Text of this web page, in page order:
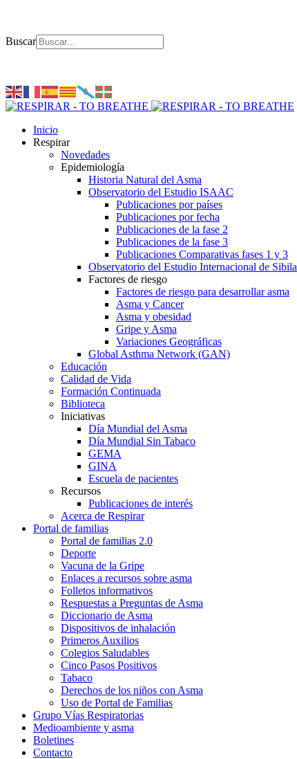
Buscar
Inicio
Respirar
Novedades
Epidemiología
Historia Natural del Asma
Observatorio del Estudio ISAAC
Publicaciones por países
Publicaciones por fecha
Publicaciones de la fase 2
Publicaciones de la fase 3
Publicaciones Comparativas fases 1 y 3
Observatorio del Estudio Internacional de
Factores de riesgo
Factores de riesgo para desarrollar asma
Asma y Cancer
Asma y obesidad
Gripe y Asma
Variaciones Geográficas
Global Asthma Network (GAN)
Educación
Calidad de Vida
Formación Continuada
Biblioteca
Iniciativas
Día Mundial del Asma
Día Mundial Sin Tabaco
GEMA
GINA
Escuela de pacientes
Recursos
Publicaciones de interés
Acerca de Respirar
Portal de familias
Portal de familias 2.0
Deporte
Vacuna de la Gripe
Enlaces a recursos sobre asma
Folletos informativos
Respuestas a Preguntas de Asma
Diccionario de Asma
Dispositivos de inhalación
Primeros Auxilios
Colegios Saludables
Cinco Pasos Positivos
Tabaco
Derechos de los niños con Asma
Uso de Portal de Familias
Grupo Vías Respiratorias
Medioambiente y asma
Boletines
Contacto